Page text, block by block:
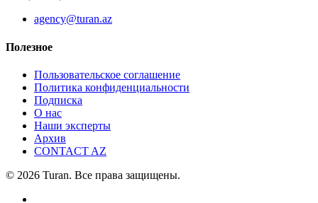
agency@turan.az
Полезное
Пользовательское соглашение
Политика конфиденциальности
Подписка
О нас
Наши эксперты
Архив
CONTACT AZ
© 2026 Turan. Все права защищены.